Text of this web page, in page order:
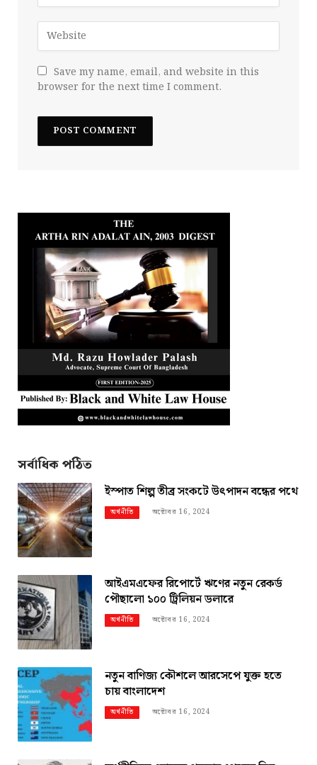
Save my name, email, and website in this
browser for the next time I comment.
সর্বাধিক পঠিত
ইস্পাত শিল্প তীব্র সংকটে উৎপাদন বন্ধের পথে
অর্থনীতি অক্টোবর 16, 2024
আইএমএফের রিপোর্টে ঋণের নতুন রেকর্ড
পৌছালো ১০০ ট্রিলিয়ন ডলারে
অর্থনীতি অক্টোবর 16, 2024
নতুন বাণিজ্য কৌশলে আরসেপে যুক্ত হতে
চায় বাংলাদেশ
অর্থনীতি অক্টোবর 16, 2024